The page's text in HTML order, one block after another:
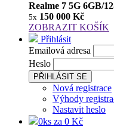
Realme 7 5G 6GB/
5x 150 000 Kč
ZOBRAZIT KOŠÍK
Přihlásit
Emailová adresa
Heslo
PŘIHLÁSIT SE
Nová registrace
Výhody
Nastavit heslo
0ks za 0 Kč